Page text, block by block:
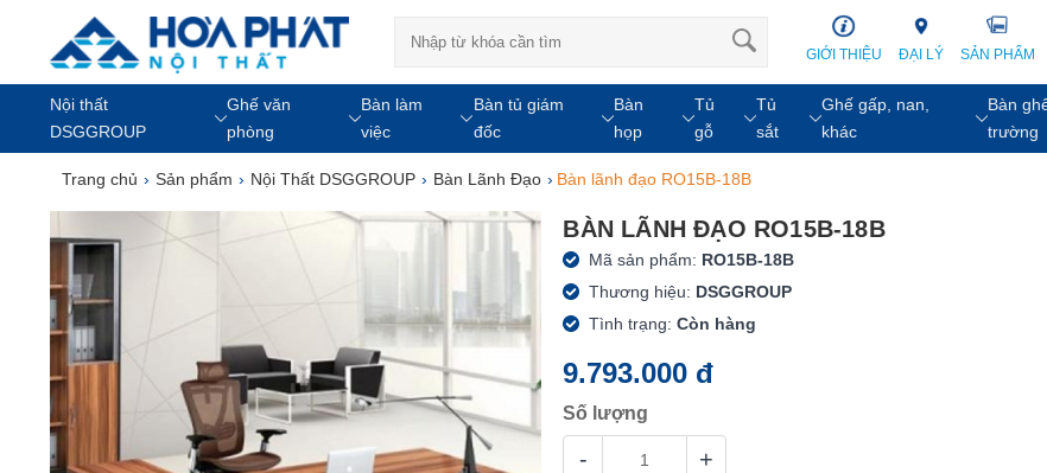
GIỚI THIỆU ĐẠI LÝ SẢN PHẨM
Nội thất
DSGGROUP
Ghế văn
phòng
Bàn làm
việc
Bàn tủ giám
đốc
Bàn
họp
Tủ
gỗ
Tủ
sắt
Ghế gấp, nan,
khác
Bàn
trường
Trang chủ › Sản phẩm › Nội Thất DSGGROUP › Bàn Lãnh Đạo › Bàn lãnh đạo RO15B-18B
BÀN LÃNH ĐẠO RO15B-18B
Mã sản phẩm: RO15B-18B
Thương hiệu: DSGGROUP
Tình trạng:Còn hàng
9.793.000 đ
Số lượng
- +